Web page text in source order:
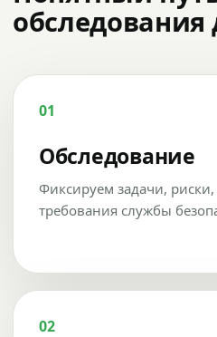
обследования
01
Обследование
Фиксируем задачи,
требования службы
02